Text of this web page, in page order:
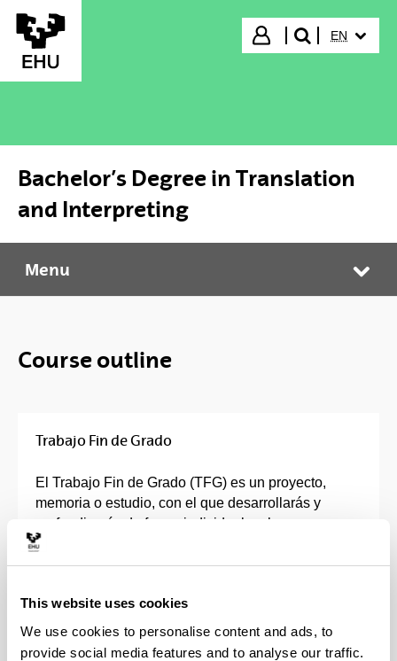
This website uses cookies
We use cookies to personalise content and ads, to
provide social media features and to analyse our traffic.
Skip to Main Content
Login
search"
EN
Bachelor’s Degree in Translation
and Interpreting
Bachelor’s Degree in Translation and Interpreting
Menu
Course outline
Trabajo Fin de Grado
El Trabajo Fin de Grado (TFG) es un proyecto,
memoria o estudio, con el que desarrollarás y
profundizarás de forma individual en los
contenidos, capacidades, competencias y
habilidades adquiridas en tu grado.
Deberá ser un trabajo original, dónde pondrás en
práctica y se evaluarán todas las competencias que
has ido adquiriendo durante el Grado.